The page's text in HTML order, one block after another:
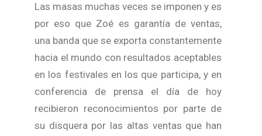
Las masas muchas veces se imponen y es
por eso que Zoé es garantía de ventas,
una banda que se exporta constantemente
hacia el mundo con resultados aceptables
en los festivales en los que participa, y en
conferencia de prensa el día de hoy
recibieron reconocimientos por parte de
su disquera por las altas ventas que han